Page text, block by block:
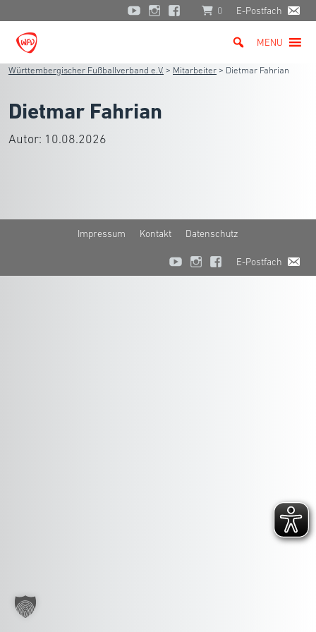
0 E-Postfach
MENU
Württembergischer Fußballverband e.V. > Mitarbeiter > Dietmar Fahrian
Dietmar Fahrian
Autor: 10.08.2026
Impressum Kontakt Datenschutz
E-Postfach